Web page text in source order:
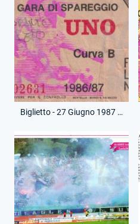
Biglietto - 27 Giugno 1987 - Campionato Serie B - Spareggio Retrocessione Serie C - Taranto-Lazio.jpg